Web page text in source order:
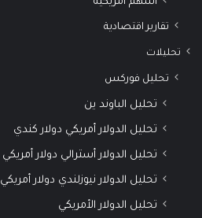
تقارير اقتصادية
تحليلات
تحليل فوركس
تحليل الباوند ين
تحليل الدولار أمريكي دولار كندي
تحليل الدولار أسترالي دولار أمريكي
تحليل الدولار نيوزلندي دولار أمريكي
تحليل الدولار الأمريكي